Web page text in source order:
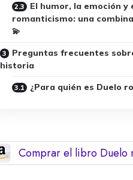
El humor, la emoción y
romanticismo: una
💫
Preguntas frecuentes
historia
¿Para quién es Duelo
Comprar el libro Duelo